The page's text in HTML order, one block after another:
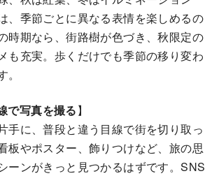
季節ごとに異なる表情を楽しめるの
時期なら、街路樹が色づき、秋限定の
も充実。歩くだけでも季節の移り変わ
で写真を撮る】
手に、普段と違う目線で街を切り取っ
板やポスター、飾りつけなど、旅の思
ーンがきっと見つかるはずです。SNS